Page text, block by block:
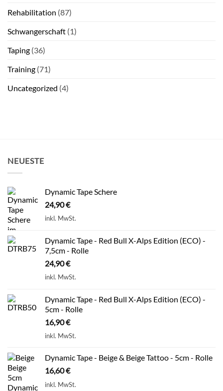
Rehabilitation (87)
Schwangerschaft (1)
Taping (36)
Training (71)
Uncategorized (4)
NEUESTE
Dynamic Tape Schere
24,90€
inkl. MwSt.
Dynamic Tape - Red Bull X-Alps Edition (ECO) -
7,5cm - Rolle
24,90€
inkl. MwSt.
Dynamic Tape - Red Bull X-Alps Edition (ECO) -
5cm - Rolle
16,90€
inkl. MwSt.
Dynamic Tape - Beige & Beige Tattoo - 5cm - Rolle
16,60€
inkl. MwSt.